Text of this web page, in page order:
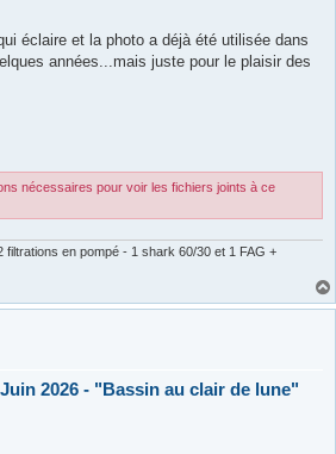
éclaire et la photo a déjà été utilisée dans
années...mais juste pour le plaisir des
nécessaires pour voir les fichiers joints à ce
en pompé - 1 shark 60/30 et 1 FAG +
2026 - "Bassin au clair de lune"